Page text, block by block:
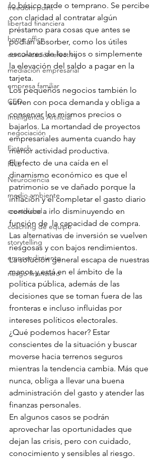
freedom point
libertad financiera
home office
comunicación efectiva
mediación empresarial
empresa familiar
CEO
Inteligencia Artificial
negociación
Fintech
PNL
Neurociencia
medio ambiente
creatividad
coaching de equipo
storytelling
emprendimiento
riesgo financiero
lo básico tarde o temprano. Se percibe
con claridad al contratar algún
préstamo para cosas que antes se
podían absorber, como los útiles
escolares de los hijos o simplemente
la elevación del saldo a pagar en la
tarjeta.
Los pequeños negocios también lo
sufren con poca demanda y obliga a
conservar los mismos precios o
bajarlos. La mortandad de proyectos
empresariales aumenta cuando hay
menor actividad productiva.
El efecto de una caída en el
dinamismo económico es que el
patrimonio se ve dañado porque la
inflación y el completar el gasto diario
conduce a irlo disminuyendo en
función de  la capacidad de compra.
Las alternativas de inversión se vuelven
riesgosas y con bajos rendimientos.
La solución general escapa de nuestras
manos y está en el ámbito de la
política pública, además de las
decisiones que se toman fuera de las
fronteras e incluso influidas por
intereses políticos electorales.
¿Qué podemos hacer? Estar
conscientes de la situación y buscar
moverse hacia terrenos seguros
mientras la tendencia cambia. Más que
nunca, obliga a llevar una buena
administración del gasto y atender las
finanzas personales.
En algunos casos se podrán
aprovechar las oportunidades que
dejan las crisis, pero con cuidado,
conocimiento y sensibles al riesgo.